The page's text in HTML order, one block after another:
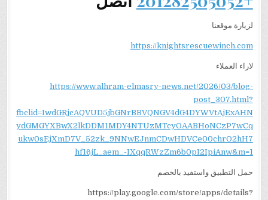
لزيارة موقعنا
https://knightsrescuewinch.com
لاراء العملاء
https://www.alhram-elmasry-news.net/2026/03/blog-
post_307.html?
fbclid=IwdGRjcAQVUD5jbGNrBBVQNGV4dG4DYWVtAjExAHN
ydGMGYXBwX2lkDDM1MDY4NTUzMTcyOAABHoNCzP7wCq
ukw0sEjXmD7V_52zk_9NNwEJnmCDwHDVCe00chrO2hH7
hf16jL_aem_-IXqqRWzZm6b0pI2IpiAnw&m=1
حمل التطبيق واستفيد بالخصم
https://play.google.com/store/apps/details?